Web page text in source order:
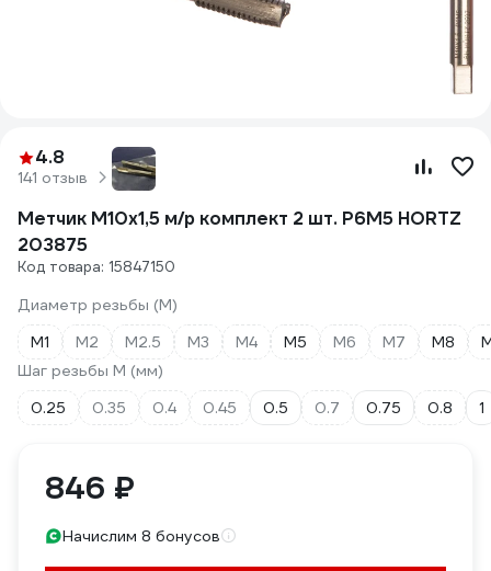
4.8
141 отзыв
Метчик М10x1,5 м/р комплект 2 шт. Р6М5 HORTZ
203875
Код товара: 15847150
Диаметр резьбы (М)
М1
М2 М2.5 М3 М4 М5 М6 М7 М8
Шаг резьбы М (мм)
0.25
0.35 0.4 0.45 0.5 0.7 0.75 0.8 1
846 ₽
Начислим 8 бонусов